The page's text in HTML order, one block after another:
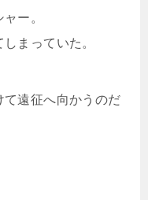
ー。
まっていた。
遠征へ向かうのだ